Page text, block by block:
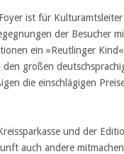
ist für
der Besucher
ein »Reutlinger
großen
die einschlägigen
und der
auch andere